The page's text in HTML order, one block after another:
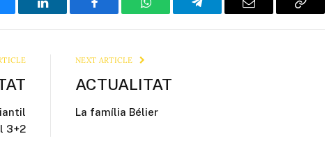
LinkedIn Facebook WhatsAppTelegram Email
Copy
3+2
NEXT ARTICLE
ACTUALITAT
La família Bélier